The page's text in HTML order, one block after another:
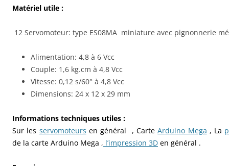
Matériel utile :
12 Servomoteur: type ES08MA miniature avec pignonnerie
Alimentation: 4,8 à 6 Vcc
Couple: 1,6 kg.cm à 4,8 Vcc
Vitesse: 0,12 s/60° à 4,8 Vcc
Dimensions: 24 x 12 x 29 mm
Informations techniques utiles :
Sur les servomoteurs en général , CarteArduino Mega , La
de la carte Arduino Mega , l’impression 3D en général .